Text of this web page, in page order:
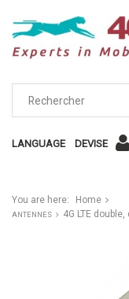
LANGUAGE DEVISE
You are here: Home
ANTENNES 4G LTE